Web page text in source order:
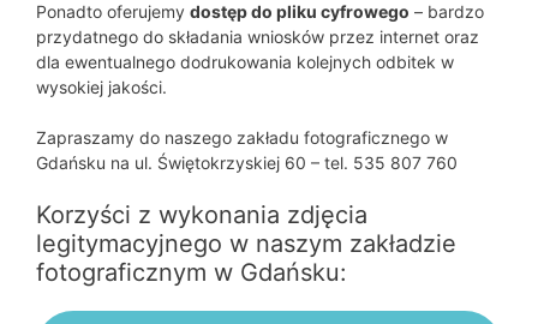
Ponadto oferujemy dostęp do pliku cyfrowego – bardzo
przydatnego do składania wniosków przez internet oraz
dla ewentualnego dodrukowania kolejnych odbitek w
wysokiej jakości.
Zapraszamy do naszego zakładu fotograficznego w
Gdańsku na ul. Świętokrzyskiej 60 – tel. 535 807 760
Korzyści z wykonania zdjęcia
legitymacyjnego w naszym zakładzie
fotograficznym w Gdańsku: